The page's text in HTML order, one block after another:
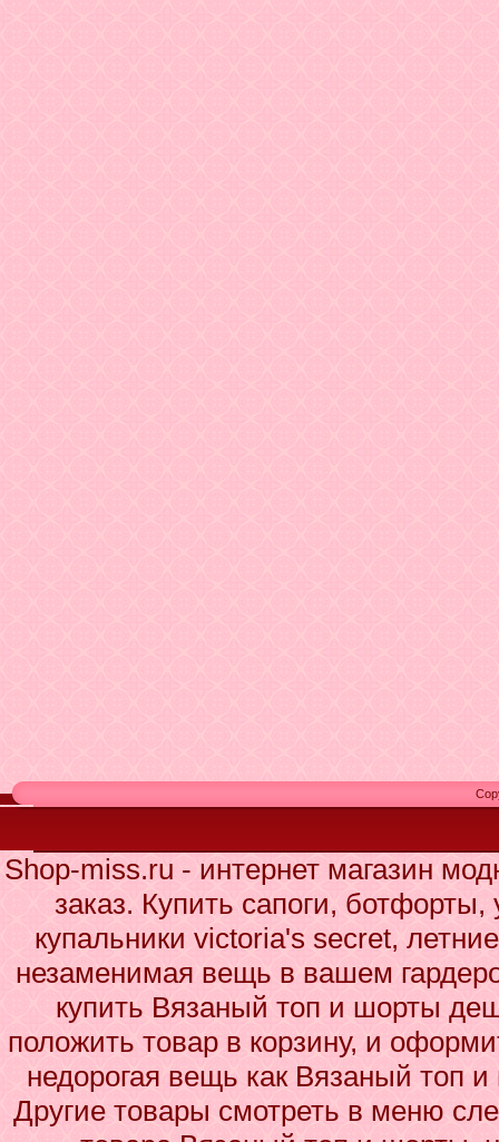
Shop-miss.ru - интернет магазин
заказ. Купить сапоги,
купальники victoria's secret,
незаменимая вещь в вашем
купить Вязаный топ и шорты
положить товар в корзину, и
недорогая вещь как Вязаный топ
Другие товары смотреть в меню